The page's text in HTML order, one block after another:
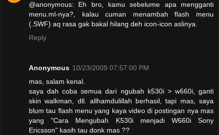
@anonymous: Eh bro, kamu sebelume apa mengganti
menu.ml-nya?, kalau cuman menambah flash menu
(.SWF) aq rasa gak bakal hilang deh icon-icon aslinya.
Reply
Anonymous 10/23/2009 07:57:00 PM
mas, salam kenal.
saya dah coba semua dari ngubah k530i > w660i, ganti
skin walkman, dll. allhamdulillah berhasil, tapi mas, saya
blum tau flash menu yang kaya video di postingan nya mas
yang "Cara Mengubah K530i menjadi W660i Sony
Ericsson" kasih tau donk mas ??